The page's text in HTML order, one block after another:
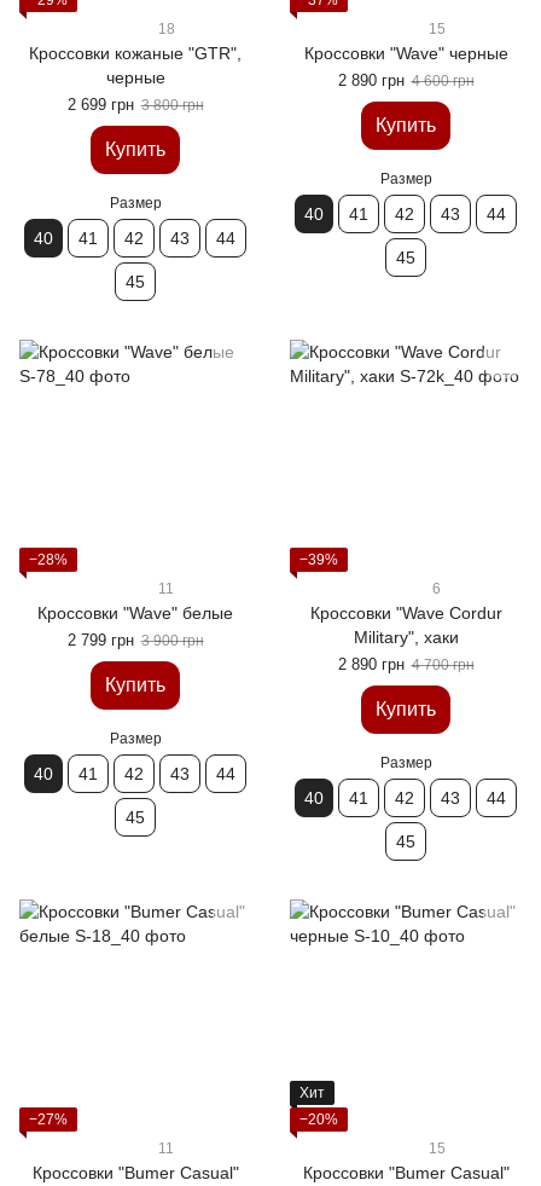
18
Кроссовки кожаные "GTR",
черные
2 699 грн 3 800 грн
Купить
Размер
40 41 42 43 44
45
15
Кроссовки "Wave" черные
2 890 грн 4 600 грн
Купить
Размер
40 41 42 43 44
45
−28%
11
Кроссовки "Wave" белые
2 799 грн 3 900 грн
Купить
Размер
40 41 42 43 44
45
−39%
6
Кроссовки "Wave Cordur
Military", хаки
2 890 грн 4 700 грн
Купить
Размер
40 41 42 43 44
45
−27%
11
Кроссовки "Bumer Casual"
Хит
−20%
15
Кроссовки "Bumer Casual"